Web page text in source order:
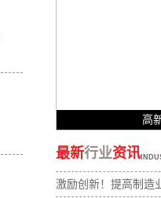
高
最新行业资讯
激励创新！提高制造